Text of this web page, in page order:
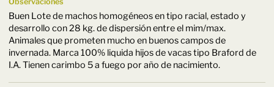
Buen Lote de machos homogéneos en tipo racial, estado y
desarrollo con 28 kg. de dispersión entre el mim/max.
Animales que prometen mucho en buenos campos de
invernada. Marca 100% liquida hijos de vacas tipo Braford de
I.A. Tienen carimbo 5 a fuego por año de nacimiento.